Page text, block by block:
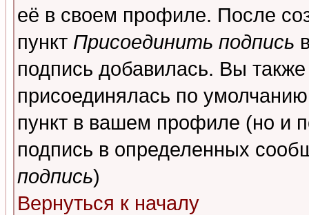
её в своем профиле. После
пункт Присоединить подпись
подпись добавилась. Вы
присоединялась по
пункт в вашем профиле (но и
подпись в определенных
подпись)
Вернуться к началу